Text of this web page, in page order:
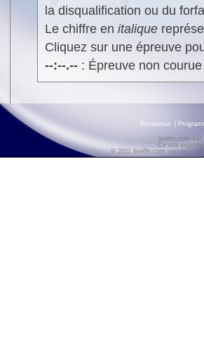
la disqualification ou du
Le chiffre en italique
Cliquez sur une épreuve
--:--.--: Épreuve non
Bienvenue
liveffn.com est
Ce site
© 2011 liveffn.com version :